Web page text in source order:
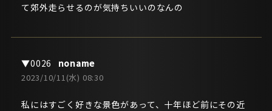
て郊外走らせるのが気持ちいいのなんの
noname
2023/10/11(水) 08:30
私にはすごく好きな景色があって、十年ほど前にその近